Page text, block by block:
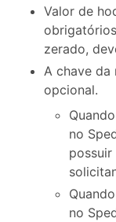
Valor de
zerado,
A chave da
opcional.
no
possuir
no